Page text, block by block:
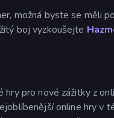
možná byste se měli
boj vyzkoušejte
pro nové zážitky z
online hry v